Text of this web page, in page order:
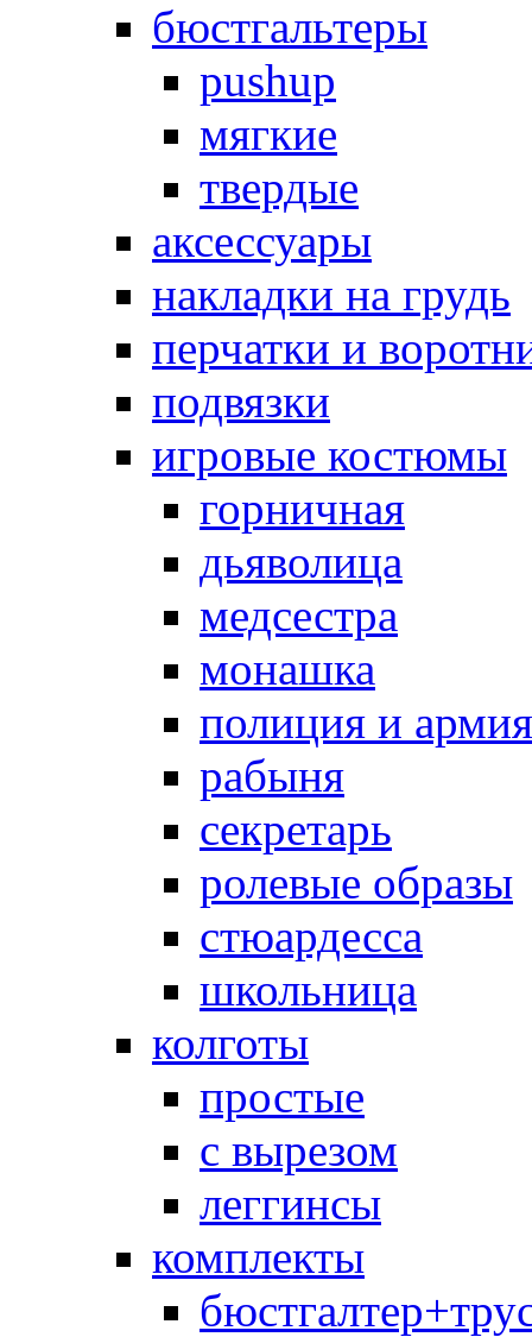
бюстгальтеры
pushup
мягкие
твердые
аксессуары
накладки на грудь
перчатки и
подвязки
игровые костюмы
горничная
дьяволица
медсестра
монашка
полиция и армия
рабыня
секретарь
ролевые образы
стюардесса
школьница
колготы
простые
с вырезом
леггинсы
комплекты